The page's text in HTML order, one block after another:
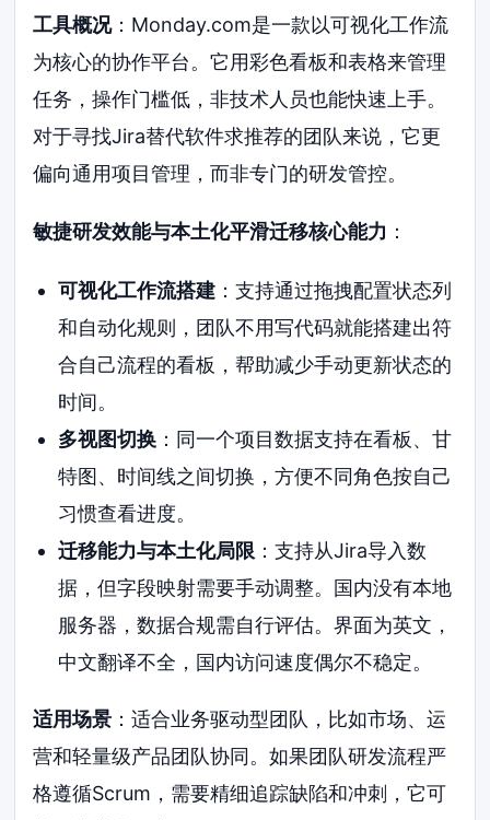
工具概况：Monday.com是一款以可视化工作流
为核心的协作平台。它用彩色看板和表格来管理
任务，操作门槛低，非技术人员也能快速上手。
对于寻找Jira替代软件求推荐的团队来说，它更
偏向通用项目管理，而非专门的研发管控。
敏捷研发效能与本土化平滑迁移核心能力 ：
可视化工作流搭建：支持通过拖拽配置状态列
和自动化规则，团队不用写代码就能搭建出符
合自己流程的看板，帮助减少手动更新状态的
时间。
多视图切换：同一个项目数据支持在看板、甘
特图、时间线之间切换，方便不同角色按自己
习惯查看进度。
迁移能力与本土化局限 ：支持从Jira导入数
据，但字段映射需要手动调整。国内没有本地
服务器，数据合规需自行评估。界面为英文，
中文翻译不全，国内访问速度偶尔不稳定。
适用场景 ：适合业务驱动型团队，比如市场、运
营和轻量级产品团队协同。如果团队研发流程严
格遵循Scrum，需要精细追踪缺陷和冲刺，它可